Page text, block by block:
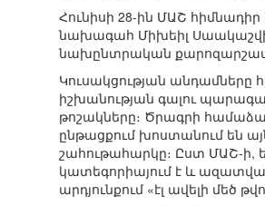
Հունիսի 28-ին ՄԱՇ
նախագահ Միխեիլ
նախընտրական
Կուսակցության
իշխանության գալու
թոշակները։ Ծրագրի
ընթացքում խոստանում են
շահութահարկը։ Ըստ ՄԱՇ-ի,
կատեգորիայում է և
արդյունքում «էլ ավելի մեծ